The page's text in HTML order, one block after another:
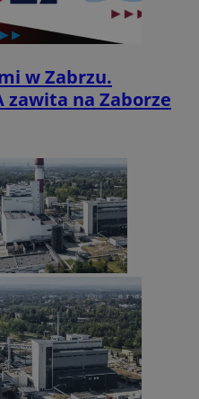
w Zabrzu.
zawita na Zaborze